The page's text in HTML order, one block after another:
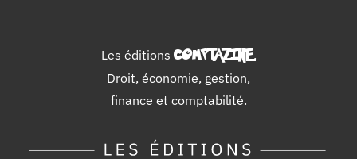
Les éditions COMPTAZINE.
Droit, économie, gestion,
finance et comptabilité.